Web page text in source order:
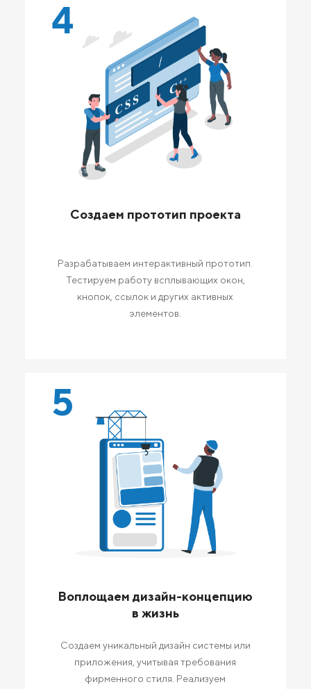
4
Создаем прототип проекта
Разрабатываем интерактивный прототип.
Тестируем работу всплывающих окон,
кнопок, ссылок и других активных
элементов.
5
Воплощаем дизайн-концепцию
в жизнь
Создаем уникальный дизайн системы или
приложения, учитывая требования
фирменного стиля. Реализуем